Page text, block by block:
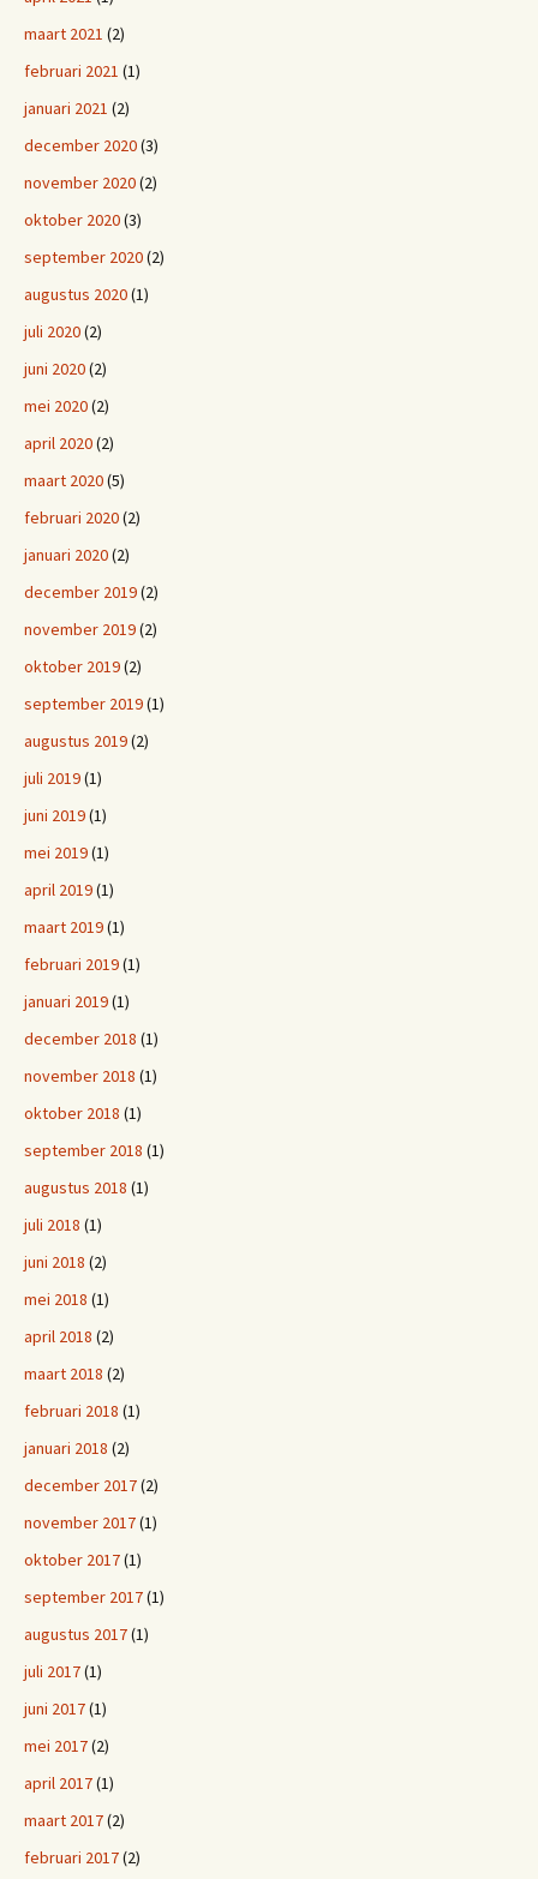
maart 2021 (2)
februari 2021 (1)
januari 2021 (2)
december 2020(3)
november 2020(2)
oktober 2020(3)
september 2020(2)
augustus 2020(1)
juli 2020(2)
juni 2020(2)
mei 2020(2)
april 2020(2)
maart 2020(5)
februari 2020(2)
januari 2020(2)
december 2019(2)
november 2019(2)
oktober 2019(2)
september 2019(1)
augustus 2019(2)
juli 2019(1)
juni 2019(1)
mei 2019(1)
april 2019(1)
maart 2019(1)
februari 2019(1)
januari 2019(1)
december 2018 (1)
november 2018 (1)
oktober 2018 (1)
september 2018 (1)
augustus 2018 (1)
juli 2018 (1)
juni 2018 (2)
mei 2018 (1)
april 2018 (2)
maart 2018 (2)
februari 2018 (1)
januari 2018 (2)
december 2017(2)
november 2017(1)
oktober 2017(1)
september 2017(1)
augustus 2017(1)
juli 2017(1)
juni 2017(1)
mei 2017(2)
april 2017(1)
maart 2017(2)
februari 2017(2)